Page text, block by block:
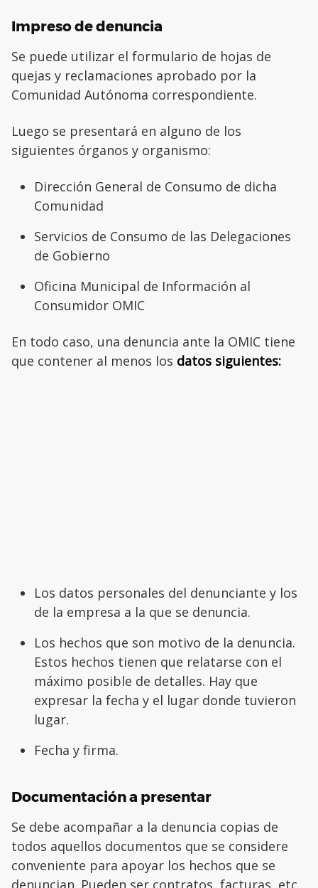
Impreso de denuncia
Se puede utilizar el formulario de hojas de
quejas y reclamaciones aprobado por la
Comunidad Autónoma correspondiente.
Luego se presentará en alguno de los
siguientes órganos y organismo:
Dirección General de Consumo de dicha
Comunidad
Servicios de Consumo de las Delegaciones
de Gobierno
Oficina Municipal de Información al
Consumidor OMIC
En todo caso, una denuncia ante la OMIC tiene
que contener al menos los datos siguientes:
Los datos personales del denunciante y los
de la empresa a la que se denuncia.
Los hechos que son motivo de la denuncia.
Estos hechos tienen que relatarse con el
máximo posible de detalles. Hay que
expresar la fecha y el lugar donde tuvieron
lugar.
Fecha y firma.
Documentación a presentar
Se debe acompañar a la denuncia copias de
todos aquellos documentos que se considere
conveniente para apoyar los hechos que se